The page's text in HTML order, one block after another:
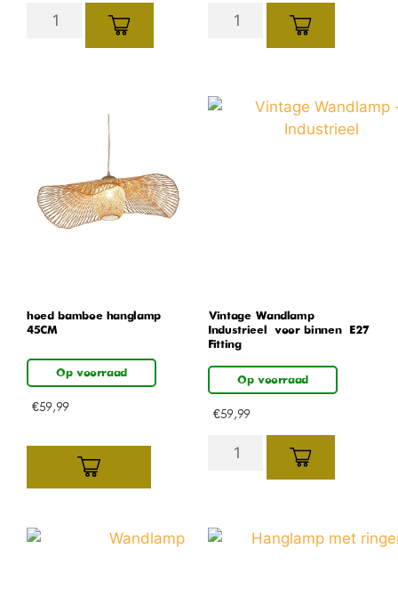
hoed bamboe hanglamp
45CM
Op voorraad
€59,99
Vintage Wandlamp –
Industrieel – voor binnen – E27
Fitting
Op voorraad
€59,99